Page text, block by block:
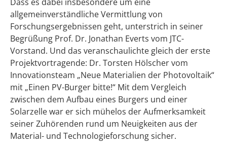
allgemeinverständliche Vermittlung von
Forschungsergebnissen geht, unterstrich in seiner
Begrüßung Prof. Dr. Jonathan Everts vom JTC-
Vorstand. Und das veranschaulichte gleich der erste
Projektvortragende: Dr. Torsten Hölscher vom
Innovationsteam „Neue Materialien der Photovoltaik“
mit „Einen PV-Burger bitte!“ Mit dem Vergleich
zwischen dem Aufbau eines Burgers und einer
Solarzelle war er sich mühelos der Aufmerksamkeit
seiner Zuhörenden rund um Neuigkeiten aus der
Material- und Technologieforschung sicher.